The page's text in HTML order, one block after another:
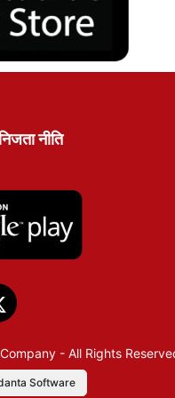
नीति
- All Rights
Software